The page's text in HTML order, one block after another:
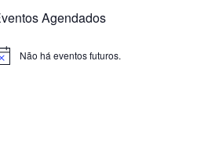
Agendados
Não há eventos futuros.